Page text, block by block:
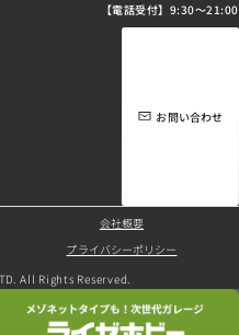
【電話受付】9:30～21:00
お問い合わせ
会社概要
プライバシーポリシー
All Rights Reserved.